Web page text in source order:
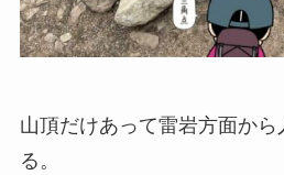
山頂だけあって雷岩方面から
る。